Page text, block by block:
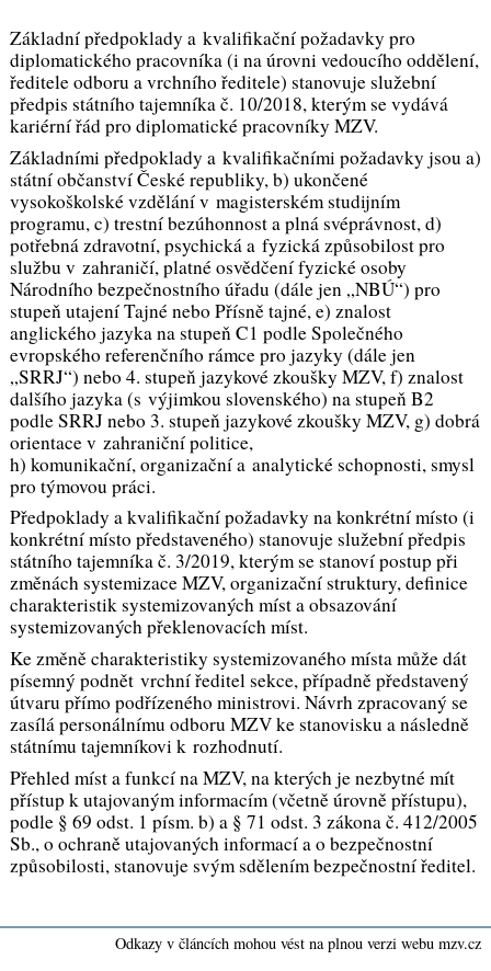
Základní předpoklady a kvalifikační požadavky pro
diplomatického pracovníka (i na úrovni vedoucího oddělení,
ředitele odboru a vrchního ředitele) stanovujeslužební
předpis státního tajemníka č. 10/2018, kterým se vydává
kariérní řád pro diplomatické pracovníky MZV.
Základními předpoklady a kvalifikačními požadavky jsou a)
státní občanství České republiky, b) ukončené
vysokoškolské vzdělání v magisterském studijním
programu, c) trestní bezúhonnost a plná svéprávnost, d)
potřebná zdravotní, psychická a fyzická způsobilost pro
službu v zahraničí, platné osvědčení fyzické osoby
Národního bezpečnostního úřadu (dále jen „NBÚ“) pro
stupeň utajení Tajné nebo Přísně tajné, e) znalost
anglického jazyka na stupeň C1 podle Společného
evropského referenčního rámce pro jazyky (dále jen
„SRRJ“) nebo 4. stupeň jazykové zkoušky MZV, f) znalost
dalšího jazyka (s výjimkou slovenského) na stupeň B2
podle SRRJ nebo 3. stupeň jazykové zkoušky MZV, g) dobrá
orientace v zahraniční politice,
h) komunikační, organizační a analytické schopnosti, smysl
pro týmovou práci.
Předpoklady a kvalifikační požadavky na konkrétní místo (i
konkrétní místo představeného) stanovuje služební předpis
státního tajemníka č. 3/2019, kterým se stanoví postup při
změnách systemizace MZV, organizační struktury, definice
charakteristik systemizovaných míst a obsazování
systemizovaných překlenovacích míst.
Ke změně charakteristiky systemizovaného místa může dát
písemný podnět vrchní ředitel sekce, případně představený
útvaru přímo podřízeného ministrovi. Návrh zpracovaný se
zasílá personálnímu odboru MZV ke stanovisku a následně
státnímu tajemníkovi k rozhodnutí.
Přehled míst a funkcí na MZV, na kterých je nezbytné mít
přístup k utajovaným informacím (včetně úrovně přístupu),
podle § 69 odst. 1 písm. b) a § 71 odst. 3 zákona č. 412/2005
Sb., o ochraně utajovaných informací a o bezpečnostní
způsobilosti, stanovuje svým sdělením bezpečnostní ředitel.
Odkazy v článcích mohou vést na plnou verzi webu mzv.cz